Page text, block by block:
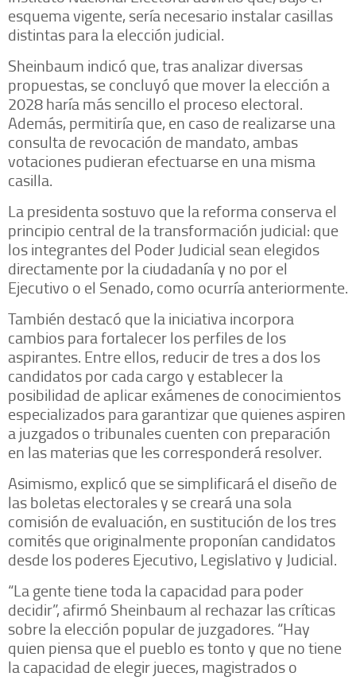
esquema vigente, sería necesario instalar casillas
distintas para la elección judicial.
Sheinbaum indicó que, tras analizar diversas
propuestas, se concluyó que mover la elección a
2028 haría más sencillo el proceso electoral.
Además, permitiría que, en caso de realizarse una
consulta de revocación de mandato, ambas
votaciones pudieran efectuarse en una misma
casilla.
La presidenta sostuvo que la reforma conserva el
principio central de la transformación judicial: que
los integrantes del Poder Judicial sean elegidos
directamente por la ciudadanía y no por el
Ejecutivo o el Senado, como ocurría anteriormente.
También destacó que la iniciativa incorpora
cambios para fortalecer los perfiles de los
aspirantes. Entre ellos, reducir de tres a dos los
candidatos por cada cargo y establecer la
posibilidad de aplicar exámenes de conocimientos
especializados para garantizar que quienes aspiren
a juzgados o tribunales cuenten con preparación
en las materias que les corresponderá resolver.
Asimismo, explicó que se simplificará el diseño de
las boletas electorales y se creará una sola
comisión de evaluación, en sustitución de los tres
comités que originalmente proponían candidatos
desde los poderes Ejecutivo, Legislativo y Judicial.
“La gente tiene toda la capacidad para poder
decidir”, afirmó Sheinbaum al rechazar las críticas
sobre la elección popular de juzgadores. “Hay
quien piensa que el pueblo es tonto y que no tiene
la capacidad de elegir jueces, magistrados o